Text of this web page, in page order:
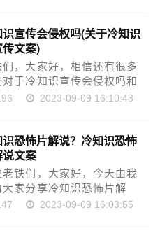
们一起来看看吧！如果解决
的问题，还望您……
宣传会侵权吗(关于冷知识
传文案)
们，大家好，相信还有很多
对于冷知识宣传会侵权吗和
知识的宣传文案的相关问
吗以及关于冷知识的宣传文
问题，文章篇幅可……
2023-09-09 16:10:48
恐怖片解说？冷知识恐怖
说文案
老铁们，大家好，今天由我
大家分享冷知识恐怖片解
及冷知识恐怖片解说文案
2023-09-09 16:03:55